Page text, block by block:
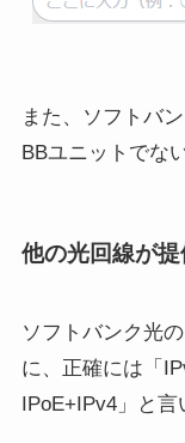
また、ソフトバ
BBユニットでな
他の光回線が
ソフトバンク光
に、正確には「
IPoE+IPv4」と言